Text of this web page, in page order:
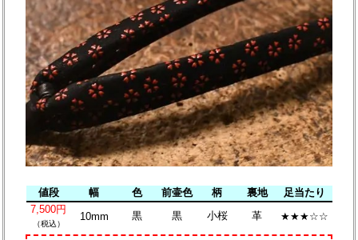
値段 幅 色 前壷色 柄 裏地
足当たり
7,500円
（税込）
10mm 黒 黒 小桜 革 ★★★☆☆